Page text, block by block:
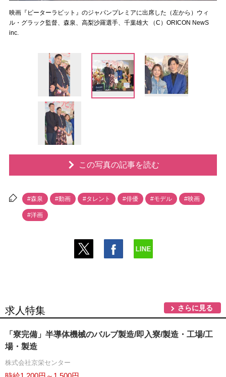
映画『ピーターラビット』のジャパンプレミアに出席した（左から）ウィ
ル・グラック監督、森泉、高梨沙羅選手、千葉雄大 （C）ORICON NewS
inc.
この写真の記事を読む
#森泉 #動画 #タレント #俳優 #モデル #映画
#洋画
求人特集 さらに見る
「寮完備」半導体機械のバルブ製造/即入寮/製造・工場/工
場・製造
株式会社京栄センター